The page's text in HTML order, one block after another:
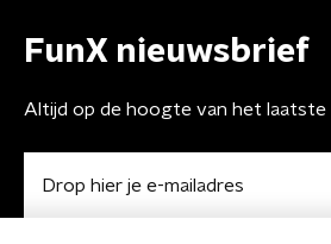
FunX nieuwsbrief
Altijd op de hoogte van het laatste